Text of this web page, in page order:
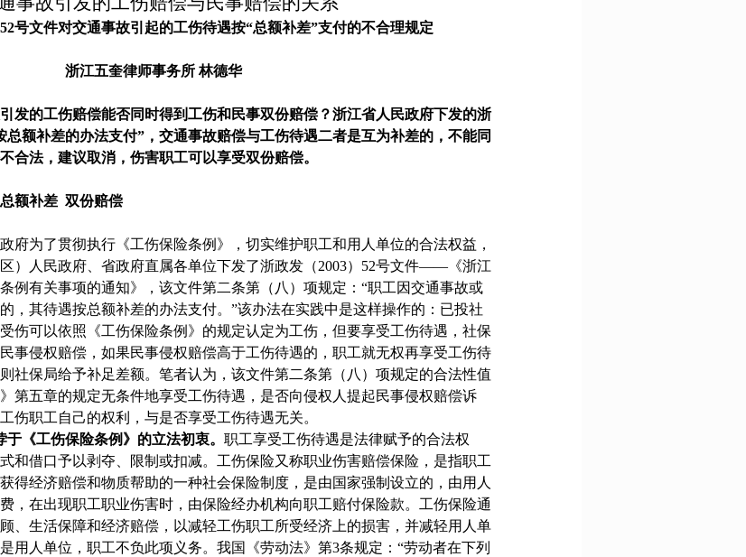
52号文件对交通事故引起的工伤待遇按“总额补差”支付的不合理规定
浙江五奎律师事务所 林德华
发的工伤赔偿能否同时得到工伤和民事双份赔偿？浙江省人民政府下发的浙
总额补差的办法支付”，交通事故赔偿与工伤待遇二者是互为补差的，不能同
合法，建议取消，伤害职工可以享受双份赔偿。
总额补差 双份赔偿
政府为了贯彻执行《工伤保险条例》，切实维护职工和用人单位的合法权益，
）人民政府、省政府直属各单位下发了浙政发（2003） 52号文件——《浙江
例有关事项的通知》，该文件第二条第（八）项规定：“职工因交通事故或
，其待遇按总额补差的办法支付。”该办法在实践中是这样操作的：已投社
伤可以依照《工伤保险条例》的规定认定为工伤，但要享受工伤待遇，社保
事侵权赔偿，如果民事侵权赔偿高于工伤待遇的，职工就无权再享受工伤待
社保局给予补足差额。笔者认为，该文件第二条第（八）项规定的合法性值
第五章的规定无条件地享受工伤待遇，是否向侵权人提起民事侵权赔偿诉
伤职工自己的权利，与是否享受工伤待遇无关。
于《工伤保险条例》的立法初衷。职工享受工伤待遇是法律赋予的合法权
和借口予以剥夺、限制或扣减。工伤保险又称职业伤害赔偿保险，是指职工
得经济赔偿和物质帮助的一种社会保险制度，是由国家强制设立的，由用人
，在出现职工职业伤害时，由保险经办机构向职工赔付保险款。工伤保险通
、生活保障和经济赔偿，以减轻工伤职工所受经济上的损害，并减轻用人单
用人单位，职工不负此项义务。我国《劳动法》第3条规定：“劳动者在下列